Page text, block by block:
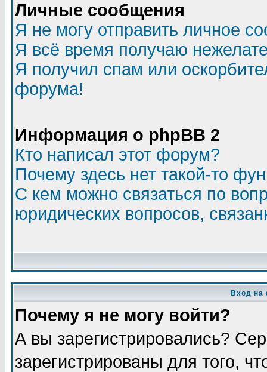
Личные сообщения
Я не могу отправить личное
Я всё время получаю
Я получил спам или
форума!
Информация о phpBB 2
Кто написал этот форум?
Почему здесь нет такой-то
С кем можно связаться по
юридических вопросов,
Вход на
Почему я не могу войти?
А вы зарегистрировались?
зарегистрированы для того,